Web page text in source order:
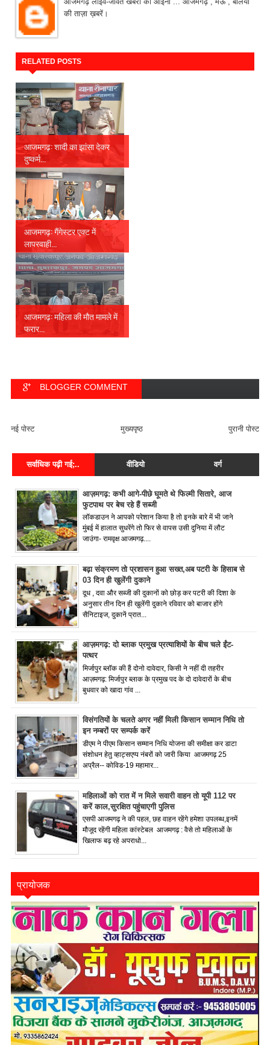
की ताज़ा ख़बरें।
RELATED POSTS
आजमगढ़: शादी का झांसा देकर
दुष्कर्म...
आजमगढ़: गैंगेस्टर एक्ट में
लापरवाही...
आजमगढ़: महिला की मौत मामले में
फरार...
BLOGGER COMMENT
नई पोस्ट पुरानी पोस्ट
मुख्यपृष्ठ
सर्वाधिक पढ़ी गई;.. वीडियो वर्ग
आज़मगढ़: कभी आगे-पीछे घूमते थे फिल्मी सितारे, आज
फुटपाथ पर बेच रहे हैं सब्जी
लॉकडाउन ने आपको परेशान किया है तो इनके बारे में भी जाने
मुंबई में हालात सुधरेंगे तो फिर से वापस उसी दुनिया में लौट
जाउंगा- रामवृक्ष आजमगढ़....
बढ़ा संक्रमण तो प्रशासन हुआ सख्त,अब पटरी के हिसाब से
03 दिन ही खुलेंगी दुकाने
दूध , दवा और सब्जी की दुकानों को छोड़ कर पटरी की दिशा के
अनुसार तीन दिन ही खुलेंगी दुकाने रविवार को बाजार होंगे
सैनिटाइज, दुकानें प्रात...
आज़मगढ़: दो ब्लाक प्रमुख प्रत्याशियों के बीच चले ईंट-
पत्थर
मिर्जापुर ब्लॉक की हैं दोनो दावेदार, किसी ने नहीं दी तहरीर
आज़मगढ़: मिर्जापुर ब्लाक के प्रमुख पद के दो दावेदारों के बीच
बुधवार को खादा गांव ...
विसंगतियों के चलते अगर नहीं मिली किसान सम्मान निधि तो
इन नम्बरों पर सम्पर्क करें
डीएम ने पीएम किसान सम्मान निधि योजना की समीक्षा कर डाटा
संशोधन हेतु व्हाट्सएप्प नंबरों को जारी किया आजमगढ़ 25
अप्रैल-- कोविड-19 महामार...
महिलाओं को रात में न मिले सवारी वाहन तो यूपी 112 पर
करें काल,सुरक्षित पहुंचाएगी पुलिस
एसपी आजमगढ़ ने की पहल, छह वाहन रहेंगे हमेशा उपलब्ध,इनमें
मौजूद रहेंगी महिला कांस्टेबल आजमगढ़ : वैसे तो महिलाओं के
खिलाफ बढ़ रहे अपराधो...
प्रायोजक